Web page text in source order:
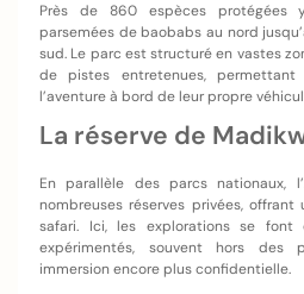
Près de 860 espèces protégées
parsemées de baobabs au nord
sud. Le parc est structuré en vastes
de pistes entretenues,
l’aventure à bord de leur propre
La réserve de
En parallèle des parcs nationaux,
nombreuses réserves privées,
safari. Ici, les explorations se font
expérimentés, souvent hors des
immersion encore plus confidentielle.